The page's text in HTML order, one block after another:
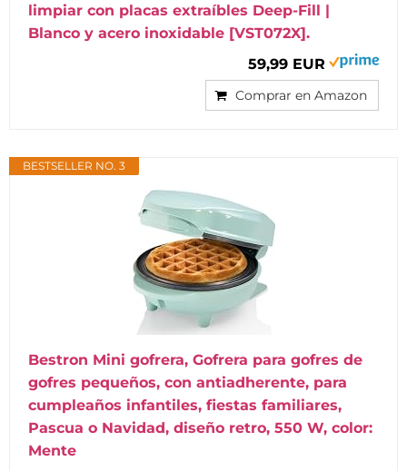
limpiar con placas extraíbles Deep-Fill |
Blanco y acero inoxidable [VST072X].
59,99 EUR
Comprar en Amazon
BESTSELLER NO. 3
Bestron Mini gofrera, Gofrera para gofres de
gofres pequeños, con antiadherente, para
cumpleaños infantiles, fiestas familiares,
Pascua o Navidad, diseño retro, 550 W, color:
Mente